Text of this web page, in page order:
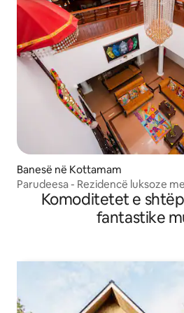
Banesë në Kottamam
Parudeesa - Rezidencë luksoze
KeralaKomoditetet e
fantastike